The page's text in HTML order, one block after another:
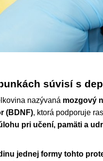
súvisí s
nazývaná mozgový
(BDNF), ktorá podporuje
pri učení, pamäti a
jednej formy tohto